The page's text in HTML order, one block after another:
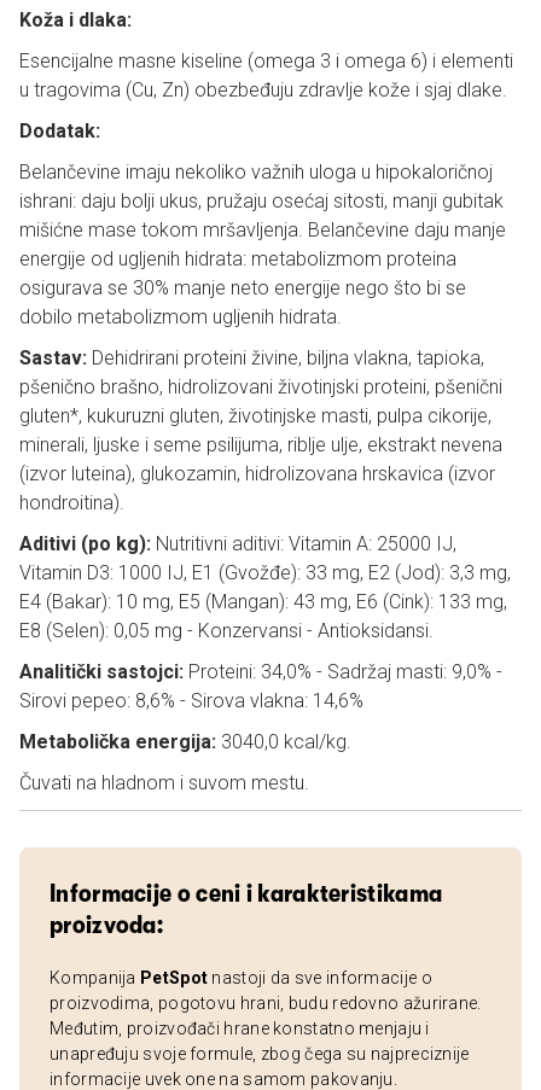
Koža i dlaka:
Esencijalne masne kiseline (omega 3 i omega 6) i elementi
u tragovima (Cu, Zn) obezbeđuju zdravlje kože i sjaj dlake.
Dodatak:
Belančevine imaju nekoliko važnih uloga u hipokaloričnoj
ishrani: daju bolji ukus, pružaju osećaj sitosti, manji gubitak
mišićne mase tokom mršavljenja. Belančevine daju manje
energije od ugljenih hidrata: metabolizmom proteina
osigurava se 30% manje neto energije nego što bi se
dobilo metabolizmom ugljenih hidrata.
Sastav: Dehidrirani proteini živine, biljna vlakna, tapioka,
pšenično brašno, hidrolizovani životinjski proteini, pšenični
gluten*, kukuruzni gluten, životinjske masti, pulpa cikorije,
minerali, ljuske i seme psilijuma, riblje ulje, ekstrakt nevena
(izvor luteina), glukozamin, hidrolizovana hrskavica (izvor
hondroitina).
Aditivi (po kg): Nutritivni aditivi: Vitamin A: 25000 IJ,
Vitamin D3: 1000 IJ, E1 (Gvožđe): 33 mg, E2 (Jod): 3,3 mg,
E4 (Bakar): 10 mg, E5 (Mangan): 43 mg, E6 (Cink): 133 mg,
E8 (Selen): 0,05 mg - Konzervansi - Antioksidansi.
Analitički sastojci: Proteini: 34,0% - Sadržaj masti: 9,0% -
Sirovi pepeo: 8,6% - Sirova vlakna: 14,6%
Metabolička energija: 3040,0 kcal/kg.
Čuvati na hladnom i suvom mestu.
Informacije o ceni i karakteristikama
proizvoda:
Kompanija PetSpot nastoji da sve informacije o
proizvodima, pogotovu hrani, budu redovno ažurirane.
Međutim, proizvođači hrane konstatno menjaju i
unapređuju svoje formule, zbog čega su najpreciznije
informacije uvek one na samom pakovanju.